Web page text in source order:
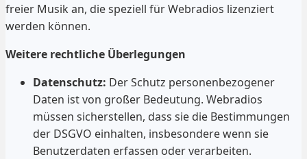
freier Musik an, die speziell für Webradios lizenziert
werden können.
Weitere rechtliche Überlegungen
Datenschutz: Der Schutz personenbezogener
Daten ist von großer Bedeutung. Webradios
müssen sicherstellen, dass sie die Bestimmungen
der DSGVO einhalten, insbesondere wenn sie
Benutzerdaten erfassen oder verarbeiten.